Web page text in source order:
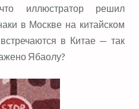
иллюстратор решил
в Москве на китайском
в Китае — так
Ябаолу?